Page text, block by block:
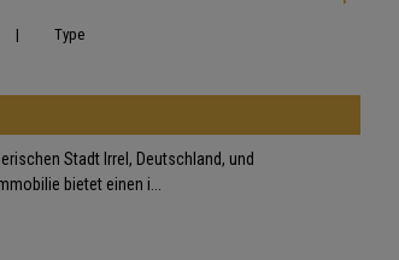
| Type
Stadt Irrel, Deutschland, und
bietet einen i...